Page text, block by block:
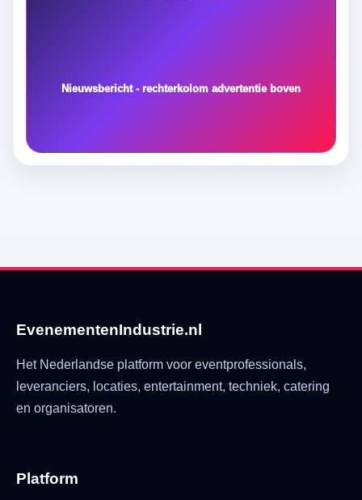
Nieuwsbericht - rechterkolom advertentie boven
EvenementenIndustrie.nl
Het Nederlandse platform voor eventprofessionals,
leveranciers, locaties, entertainment, techniek, catering
en organisatoren.
Platform